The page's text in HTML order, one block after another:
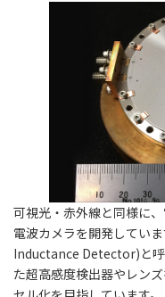
可視光・赤外線と同様に
電波カメラを開発してい
Inductance Detector)と
た超高感度検出器やレン